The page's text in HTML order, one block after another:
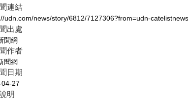
連結
udn.com/news/story/6812/7127306?from=udn-
出處
聞網
作者
聞網
日期
27
明